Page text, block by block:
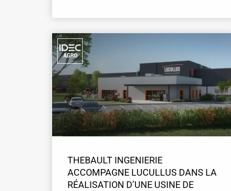
THEBAULT INGENIERIE
ACCOMPAGNE LUCULLUS DANS LA
RÉALISATION D’UNE USINE DE